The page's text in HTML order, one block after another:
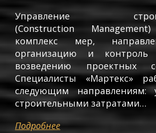
Управление
(Construction
комплекс мер,
организацию и
возведению проектных
Специалисты «Мартекс»
следующим направлениям:
строительными затратами…
Подробнее